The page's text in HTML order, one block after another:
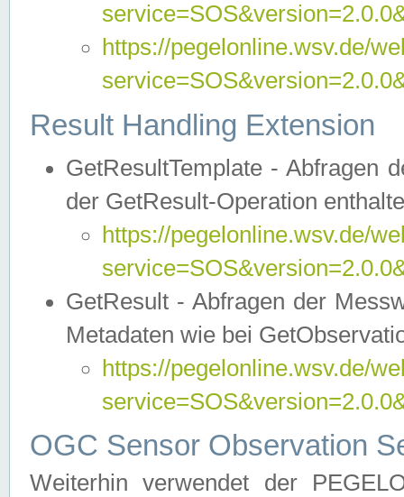
https://pegelonline.wsv.de/
Result Handling Extension
GetResultTemplate - Abfragen
der GetResult-Operation
https://pegelonline.wsv.de/
GetResult - Abfragen der
Metadaten wie bei
https://pegelonline.wsv.de/
OGC Sensor Observation
Weiterhin verwendet der